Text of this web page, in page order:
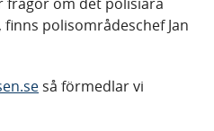
polisområdeschef Jan
så förmedlar vi